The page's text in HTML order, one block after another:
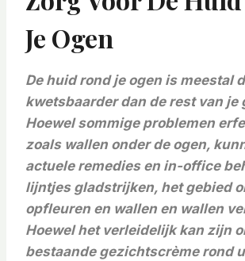
Je Ogen
De huid rond je ogen is meestal
kwetsbaarder dan de rest van je
Hoewel sommige problemen
zoals wallen onder de ogen,
actuele remedies en in-office
lijntjes gladstrijken, het gebied
opfleuren en wallen en wallen
Hoewel het verleidelijk kan zijn
bestaande gezichtscrème rond